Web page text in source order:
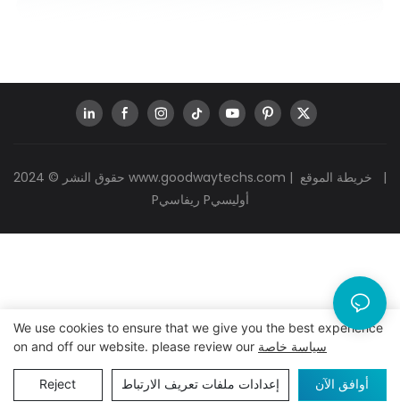
www.goodwaytechs.com |
|
Pريفاسي Pأوليسي
We use cookies to ensure that we give you the best experience
on and off our website. please review our سياسة خاصة
Reject إعدادات ملفات تعريف الارتباط أوافق الآن